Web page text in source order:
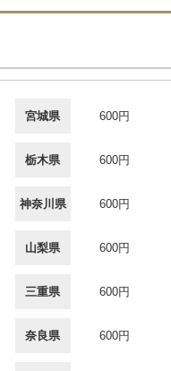
宮城県 600円
栃木県 600円
神奈川県 600円
山梨県 600円
三重県 600円
奈良県 600円